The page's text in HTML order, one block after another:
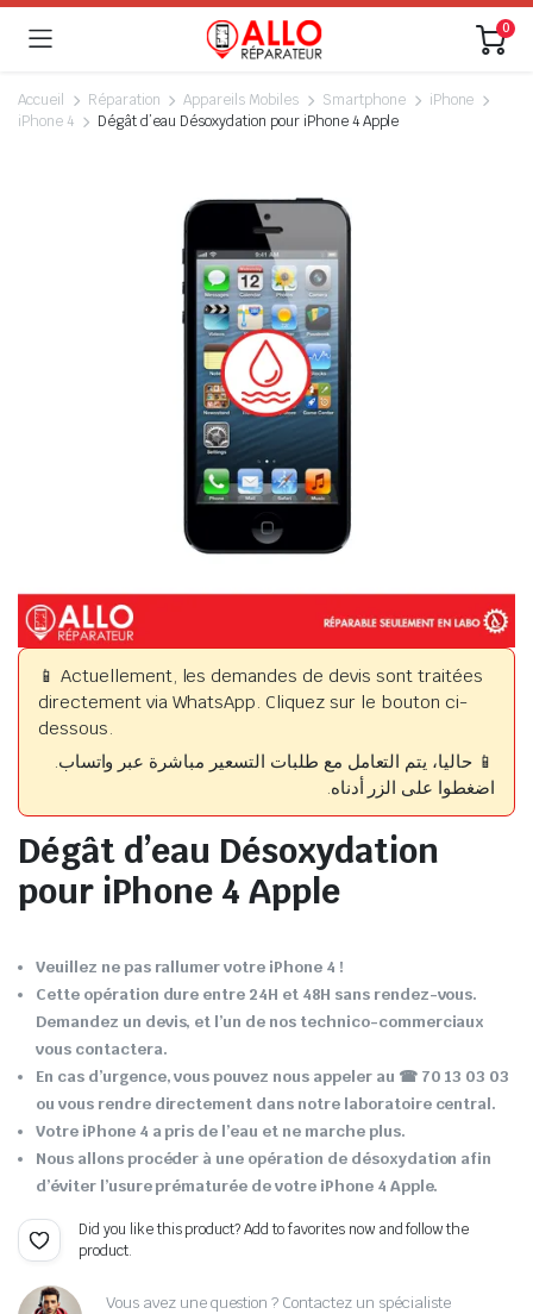
0
Accueil Réparation Appareils Mobiles Smartphone
iPhone
iPhone 4
Dégât d’eau Désoxydation pour iPhone 4 Apple
📱 Actuellement, les demandes de devis sont traitées
directement via WhatsApp. Cliquez sur le bouton ci-
dessous.
📱 حاليا، يتم التعامل مع طلبات التسعير مباشرة عبر واتساب.
اضغطوا على الزر أدناه.
Dégât d’eau Désoxydation
pour iPhone 4 Apple
Veuillez ne pas rallumer votre iPhone 4 !
Cette opération dure entre 24H et 48H sans rendez-vous.
Demandez un devis, et l’un de nos technico-commerciaux
vous contactera.
En cas d’urgence, vous pouvez nous appeler au ☎ 70 13 03 03
ou vous rendre directement dans notre laboratoire central.
Votre iPhone 4 a pris de l’eau et ne marche plus.
Nous allons procéder à une opération de désoxydation afin
d’éviter l’usure prématurée de votre iPhone 4 Apple.
Did you like this product? Add to favorites now and follow the
product.
Vous avez une question ? Contactez un spécialiste